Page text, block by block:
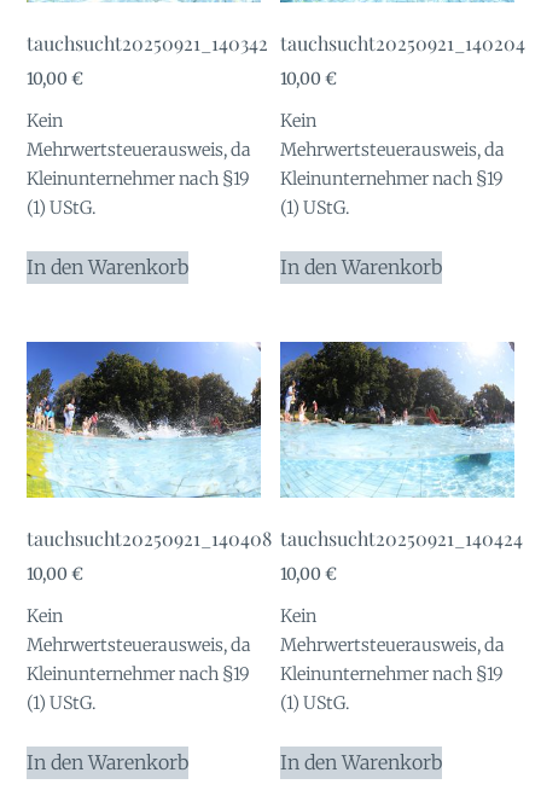
tauchsucht20250921_140342
10,00€
Kein
Mehrwertsteuerausweis, da
Kleinunternehmer nach §19
(1) UStG.
In den Warenkorb
tauchsucht20250921_140204
10,00€
Kein
Mehrwertsteuerausweis, da
Kleinunternehmer nach §19
(1) UStG.
In den Warenkorb
tauchsucht20250921_140408
10,00€
Kein
Mehrwertsteuerausweis, da
Kleinunternehmer nach §19
(1) UStG.
In den Warenkorb
tauchsucht20250921_140424
10,00€
Kein
Mehrwertsteuerausweis, da
Kleinunternehmer nach §19
(1) UStG.
In den Warenkorb